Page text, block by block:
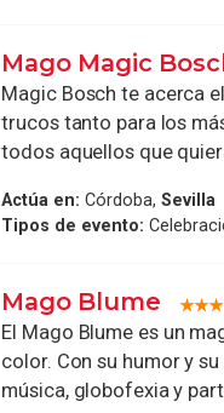
Mago Magic
Magic Bosch te acerca
trucos tanto para los
todos aquellos que
Actúa en: Córdoba,Sevilla
Tipos de evento:
Mago Blume
El Mago Blume es un
color. Con su humor y
música, globofexia y